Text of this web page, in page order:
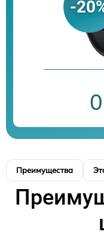
-
Преимущества